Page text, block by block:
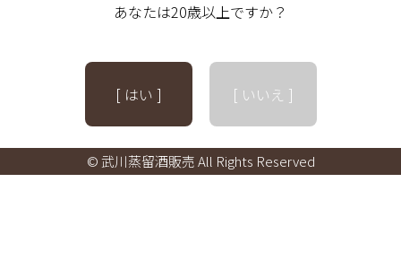
あなたは20歳以上ですか？
[ はい ] [ いいえ ]
© 武川蒸留酒販売 All Rights Reserved